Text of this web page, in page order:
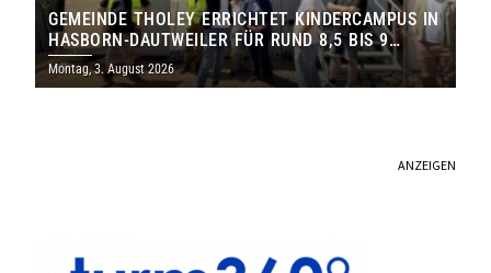
GEMEINDE THOLEY ERRICHTET KINDERCAMPUS IN
HASBORN-DAUTWEILER FÜR RUND 8,5 BIS 9
MILLIONEN EURO
Montag, 3. August 2026
ANZEIGEN